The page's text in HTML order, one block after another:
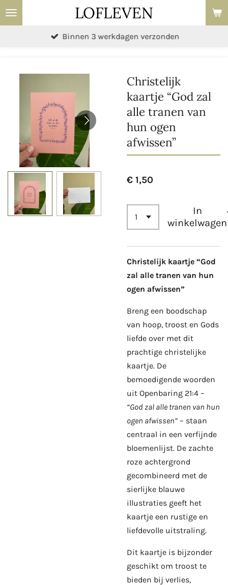
Ga
direct
LOFLEVEN
Binnen 3 werkdagen verzonden
Christelijk
kaartje “God zal
alle tranen van
hun ogen
afwissen”
€ 1,50
In
winkelwagen
Christelijk kaartje “God
zal alle tranen van hun
ogen afwissen”
Breng een boodschap
van hoop, troost en Gods
liefde over met dit
prachtige christelijke
kaartje. De
bemoedigende woorden
uit Openbaring 21:4 –
“God zal alle tranen van hun
ogen afwissen” – staan
centraal in een verfijnde
bloemenlijst. De zachte
roze achtergrond
gecombineerd met de
sierlijke blauwe
illustraties geeft het
kaartje een rustige en
liefdevolle uitstraling.
Dit kaartje is bijzonder
geschikt om troost te
bieden bij verlies,